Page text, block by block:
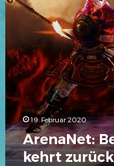
19. Februar 2020
ArenaNet:
kehrt zurück